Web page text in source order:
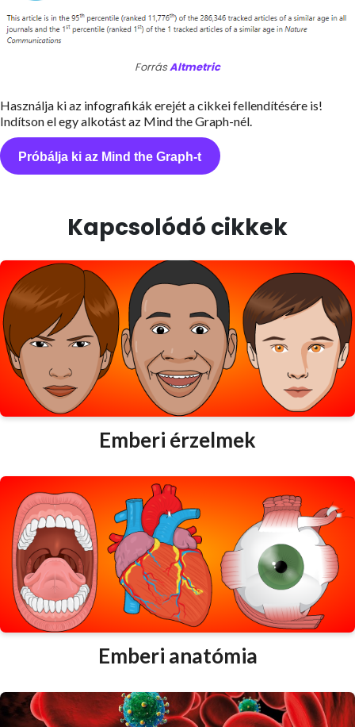
ForrásAltmetric
Használja ki az infografikák erejét a cikkei fellendítésére is!
Indítson el egy alkotást az Mind the Graph-nél.
Próbálja ki az Mind the Graph-t
Kapcsolódó cikkek
Emberi érzelmek
Emberi anatómia